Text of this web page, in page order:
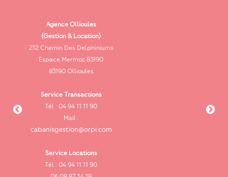
Agence Ollioules
(Gestion & Location)
212 Chemin Des Delphiniums
Espace Mermoz 83190
83190 Ollioules
Service Transactions
Tél : 04 94 11 11 90
Mail :
cabanisgestion@orpi.com
Service Locations
Tél : 04 94 11 11 90